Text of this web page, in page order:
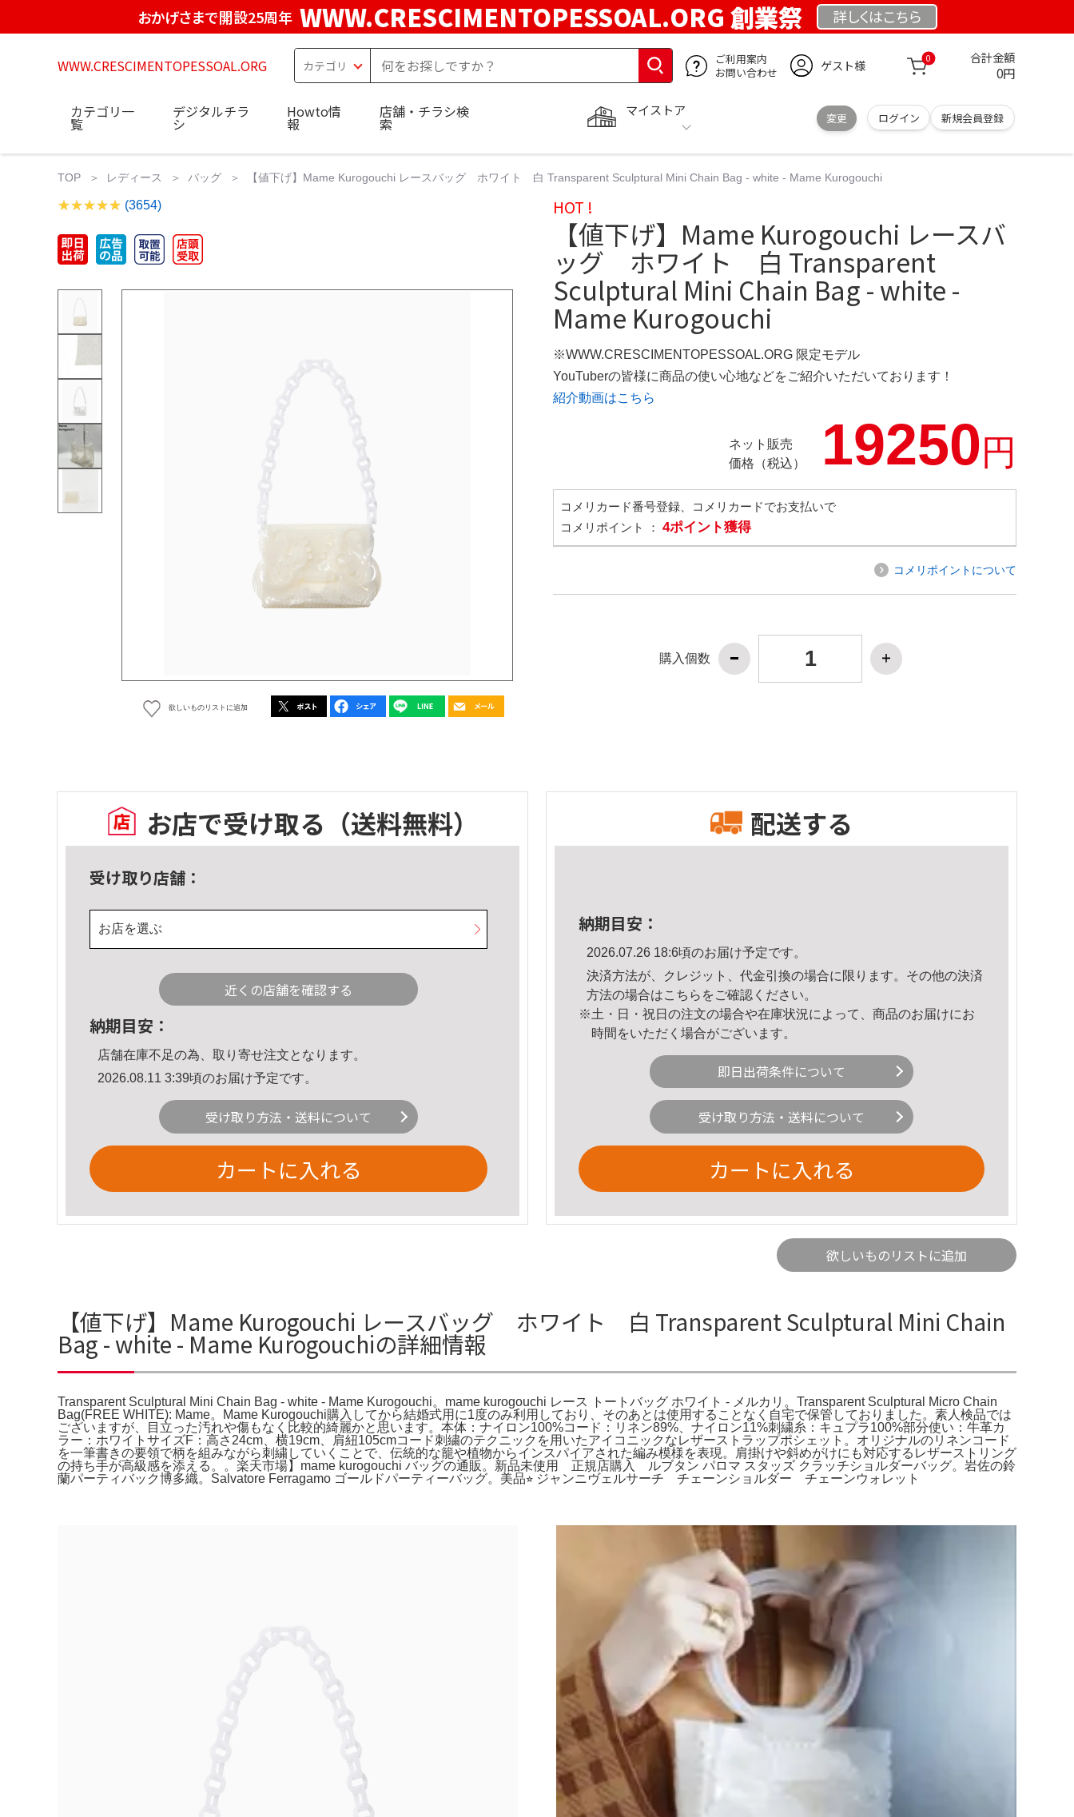
おかげさまで開設25周年 WWW.CRESCIMENTOPESSOAL.ORG 創業祭 詳しくはこちら
WWW.CRESCIMENTOPESSOAL.ORG
ご利用案内
お問い合わせ
ゲスト様 0 合計金額
0円
マイストア
変更 ログイン 新規会員登録
カテゴリ一
覧
デジタルチラ
シ
Howto情
報
店舗・チラシ検
索
TOP レディース バッグ 【値下げ】Mame Kurogouchi レースバッグ ホワイト 白 Transparent Sculptural Mini Chain Bag - white - Mame Kurogouchi
(3654)
欲しいものリストに追加
HOT !
【値下げ】Mame Kurogouchi レースバ
ッグ ホワイト 白 Transparent
Sculptural Mini Chain Bag - white -
Mame Kurogouchi
※WWW.CRESCIMENTOPESSOAL.ORG 限定モデル
YouTuberの皆様に商品の使い心地などをご紹介いただいております！
紹介動画はこちら
ネット販売
価格（税込）
19250円
コメリカード番号登録、コメリカードでお支払いで
コメリポイント ： 4ポイント獲得
コメリポイントについて
購入個数
お店で受け取る （送料無料）
受け取り店舗：
お店を選ぶ
近くの店舗を確認する
納期目安：
店舗在庫不足の為、取り寄せ注文となります。
2026.08.11 3:39頃のお届け予定です。
受け取り方法・送料について
カートに入れる
配送する
納期目安：
2026.07.26 18:6頃のお届け予定です。
決済方法が、クレジット、代金引換の場合に限ります。その他の決済
方法の場合はこちら をご確認ください。
※土・日・祝日の注文の場合や在庫状況によって、商品のお届けにお
時間をいただく場合がございます。
即日出荷条件について
受け取り方法・送料について
カートに入れる
欲しいものリストに追加
【値下げ】Mame Kurogouchi レースバッグ ホワイト 白 Transparent Sculptural Mini Chain
Bag - white - Mame Kurogouchiの詳細情報
Transparent Sculptural Mini Chain Bag - white - Mame Kurogouchi。mame kurogouchi レース トートバッグ ホワイト - メルカリ。Transparent Sculptural Micro Chain
Bag(FREE WHITE): Mame。Mame Kurogouchi購入してから結婚式用に1度のみ利用しており、そのあとは使用することなく自宅で保管しておりました。素人検品では
ございますが、目立った汚れや傷もなく比較的綺麗かと思います。本体：ナイロン100%コード：リネン89%、ナイロン11%刺繍糸：キュプラ100%部分使い：牛革カ
ラー：ホワイトサイズF：高さ24cm、横19cm、肩紐105cmコード刺繍のテクニックを用いたアイコニックなレザーストラップポシェット。オリジナルのリネンコード
を一筆書きの要領で柄を組みながら刺繍していくことで、伝統的な籠や植物からインスパイアされた編み模様を表現。肩掛けや斜めがけにも対応するレザーストリング
の持ち手が高級感を添える。。楽天市場】mame kurogouchi バッグの通販。新品未使用 正規店購入 ルブタン パロマ スタッズ クラッチショルダーバッグ。岩佐の鈴
蘭パーティバック博多織。Salvatore Ferragamo ゴールドパーティーバッグ。美品⭐︎ ジャンニヴェルサーチ チェーンショルダー チェーンウォレット